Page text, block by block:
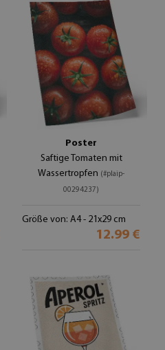
Poster
Saftige Tomaten mit
Wassertropfen (#plaip-
00294237)
Größe von: A4 - 21x29 cm
12.99 €